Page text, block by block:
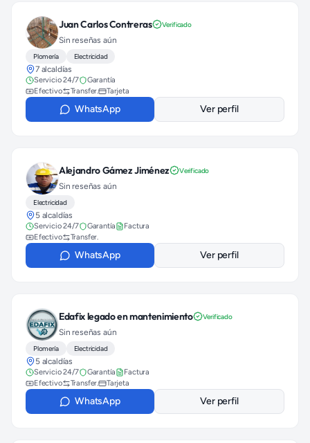
Juan Carlos Contreras Verificado
Sin reseñas aún
Plomería Electricidad
7 alcaldías
Servicio 24/7
Garantía
Efectivo
Transfer. Tarjeta
WhatsApp Ver perfil
Alejandro Gámez Jiménez Verificado
Sin reseñas aún
Electricidad
5 alcaldías
Servicio 24/7 Garantía
Factura
Efectivo
Transfer.
WhatsApp Ver perfil
Edafix legado en mantenimiento Verificado
Sin reseñas aún
Plomería Electricidad
5 alcaldías
Servicio 24/7 Garantía
Factura
Efectivo
Transfer. Tarjeta
WhatsApp Ver perfil